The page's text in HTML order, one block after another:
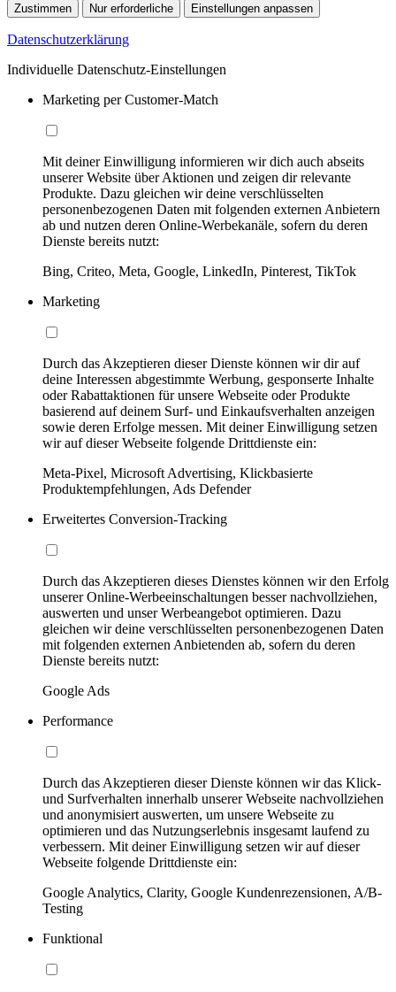
Zustimmen Nur erforderliche Einstellungen anpassen
Datenschutzerklärung
Individuelle Datenschutz-Einstellungen
Marketing per Customer-Match
Mit deiner Einwilligung informieren wir dich auch abseits
unserer Website über Aktionen und zeigen dir relevante
Produkte. Dazu gleichen wir deine verschlüsselten
personenbezogenen Daten mit folgenden externen Anbietern
ab und nutzen deren Online-Werbekanäle, sofern du deren
Dienste bereits nutzt:
Bing, Criteo, Meta, Google, LinkedIn, Pinterest, TikTok
Marketing
Durch das Akzeptieren dieser Dienste können wir dir auf
deine Interessen abgestimmte Werbung, gesponserte Inhalte
oder Rabattaktionen für unsere Webseite oder Produkte
basierend auf deinem Surf- und Einkaufsverhalten anzeigen
sowie deren Erfolge messen. Mit deiner Einwilligung setzen
wir auf dieser Webseite folgende Drittdienste ein:
Meta-Pixel, Microsoft Advertising, Klickbasierte
Produktempfehlungen, Ads Defender
Erweitertes Conversion-Tracking
Durch das Akzeptieren dieses Dienstes können wir den Erfolg
unserer Online-Werbeeinschaltungen besser nachvollziehen,
auswerten und unser Werbeangebot optimieren. Dazu
gleichen wir deine verschlüsselten personenbezogenen Daten
mit folgenden externen Anbietenden ab, sofern du deren
Dienste bereits nutzt:
Google Ads
Performance
Durch das Akzeptieren dieser Dienste können wir das Klick-
und Surfverhalten innerhalb unserer Webseite nachvollziehen
und anonymisiert auswerten, um unsere Webseite zu
optimieren und das Nutzungserlebnis insgesamt laufend zu
verbessern. Mit deiner Einwilligung setzen wir auf dieser
Webseite folgende Drittdienste ein:
Google Analytics, Clarity, Google Kundenrezensionen, A/B-
Testing
Funktional